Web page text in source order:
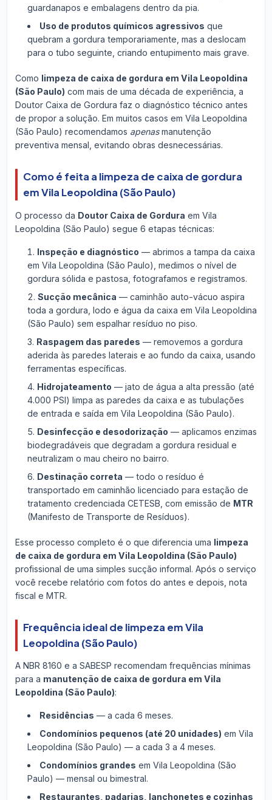
guardanapos e embalagens dentro da pia.
Uso de produtos químicos agressivos que
quebram a gordura temporariamente, mas a deslocam
para o tubo seguinte, criando entupimento mais grave.
Como limpeza de caixa de gordura em Vila Leopoldina
(São Paulo) com mais de uma década de experiência, a
Doutor Caixa de Gordura faz o diagnóstico técnico antes
de propor a solução. Em muitos casos em Vila Leopoldina
(São Paulo) recomendamos apenasmanutenção
preventiva mensal, evitando obras desnecessárias.
Como é feita a limpeza de caixa de gordura
em Vila Leopoldina (São Paulo)
O processo da Doutor Caixa de Gordura em Vila
Leopoldina (São Paulo) segue 6 etapas técnicas:
Inspeção e diagnóstico — abrimos a tampa da caixa
em Vila Leopoldina (São Paulo), medimos o nível de
gordura sólida e pastosa, fotografamos e registramos.
Sucção mecânica — caminhão auto-vácuo aspira
toda a gordura, lodo e água da caixa em Vila Leopoldina
(São Paulo) sem espalhar resíduo no piso.
Raspagem das paredes — removemos a gordura
aderida às paredes laterais e ao fundo da caixa, usando
ferramentas específicas.
Hidrojateamento — jato de água a alta pressão (até
4.000 PSI) limpa as paredes da caixa e as tubulações
de entrada e saída em Vila Leopoldina (São Paulo).
Desinfecção e desodorização — aplicamos enzimas
biodegradáveis que degradam a gordura residual e
neutralizam o mau cheiro no bairro.
Destinação correta — todo o resíduo é
transportado em caminhão licenciado para estação de
tratamento credenciada CETESB, com emissão de MTR
(Manifesto de Transporte de Resíduos).
Esse processo completo é o que diferencia uma limpeza
de caixa de gordura em Vila Leopoldina (São Paulo)
profissional de uma simples sucção informal. Após o serviço
você recebe relatório com fotos do antes e depois, nota
fiscal e MTR.
Frequência ideal de limpeza em Vila
Leopoldina (São Paulo)
A NBR 8160 e a SABESP recomendam frequências mínimas
para a manutenção de caixa de gordura em Vila
Leopoldina (São Paulo):
Residências — a cada 6 meses.
Condomínios pequenos (até 20 unidades) em Vila
Leopoldina (São Paulo) — a cada 3 a 4 meses.
Condomínios grandes em Vila Leopoldina (São
Paulo) — mensal ou bimestral.
Restaurantes, padarias, lanchonetes e cozinhas